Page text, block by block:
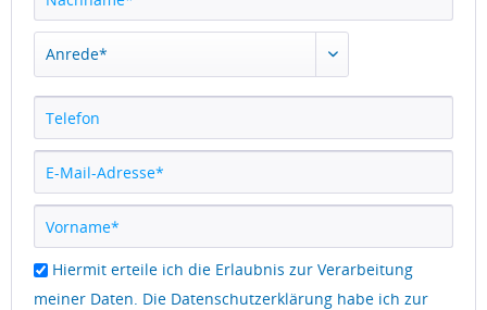
Hiermit erteile ich die Erlaubnis zur Verarbeitung
meiner Daten. Die Datenschutzerklärung habe ich zur